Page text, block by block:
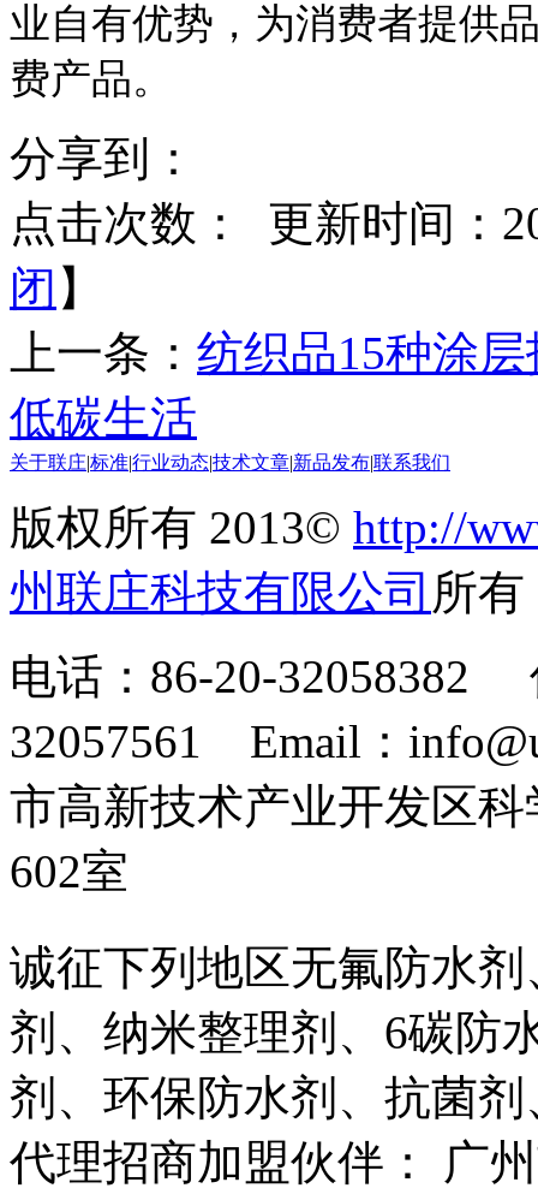
业自有优势，为消费者提供
费产品。
分享到：
点击次数：
更新时间：
闭 】
上一条： 纺织品15种涂
低碳生活
关于联庄标准行业动态技术文章 新品发布联系我们
版权所有 2013© http://
州联庄科技有限公司 所
电话：86-20-32058382
32057561 Email：
市高新技术产业开发区
602室
诚征下列地区无氟防水
剂、纳米整理剂、6碳防
剂、环保防水剂、抗菌
代理招商加盟伙伴： 广